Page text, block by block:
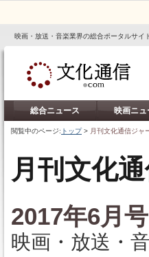
映画・放送・音楽業界の総合ポータルサイ
総合ニュース 映画ニュ
閲覧中のページ: トップ> 月刊文化通信ジ
月刊文化
2017年6月号
映画・放送・